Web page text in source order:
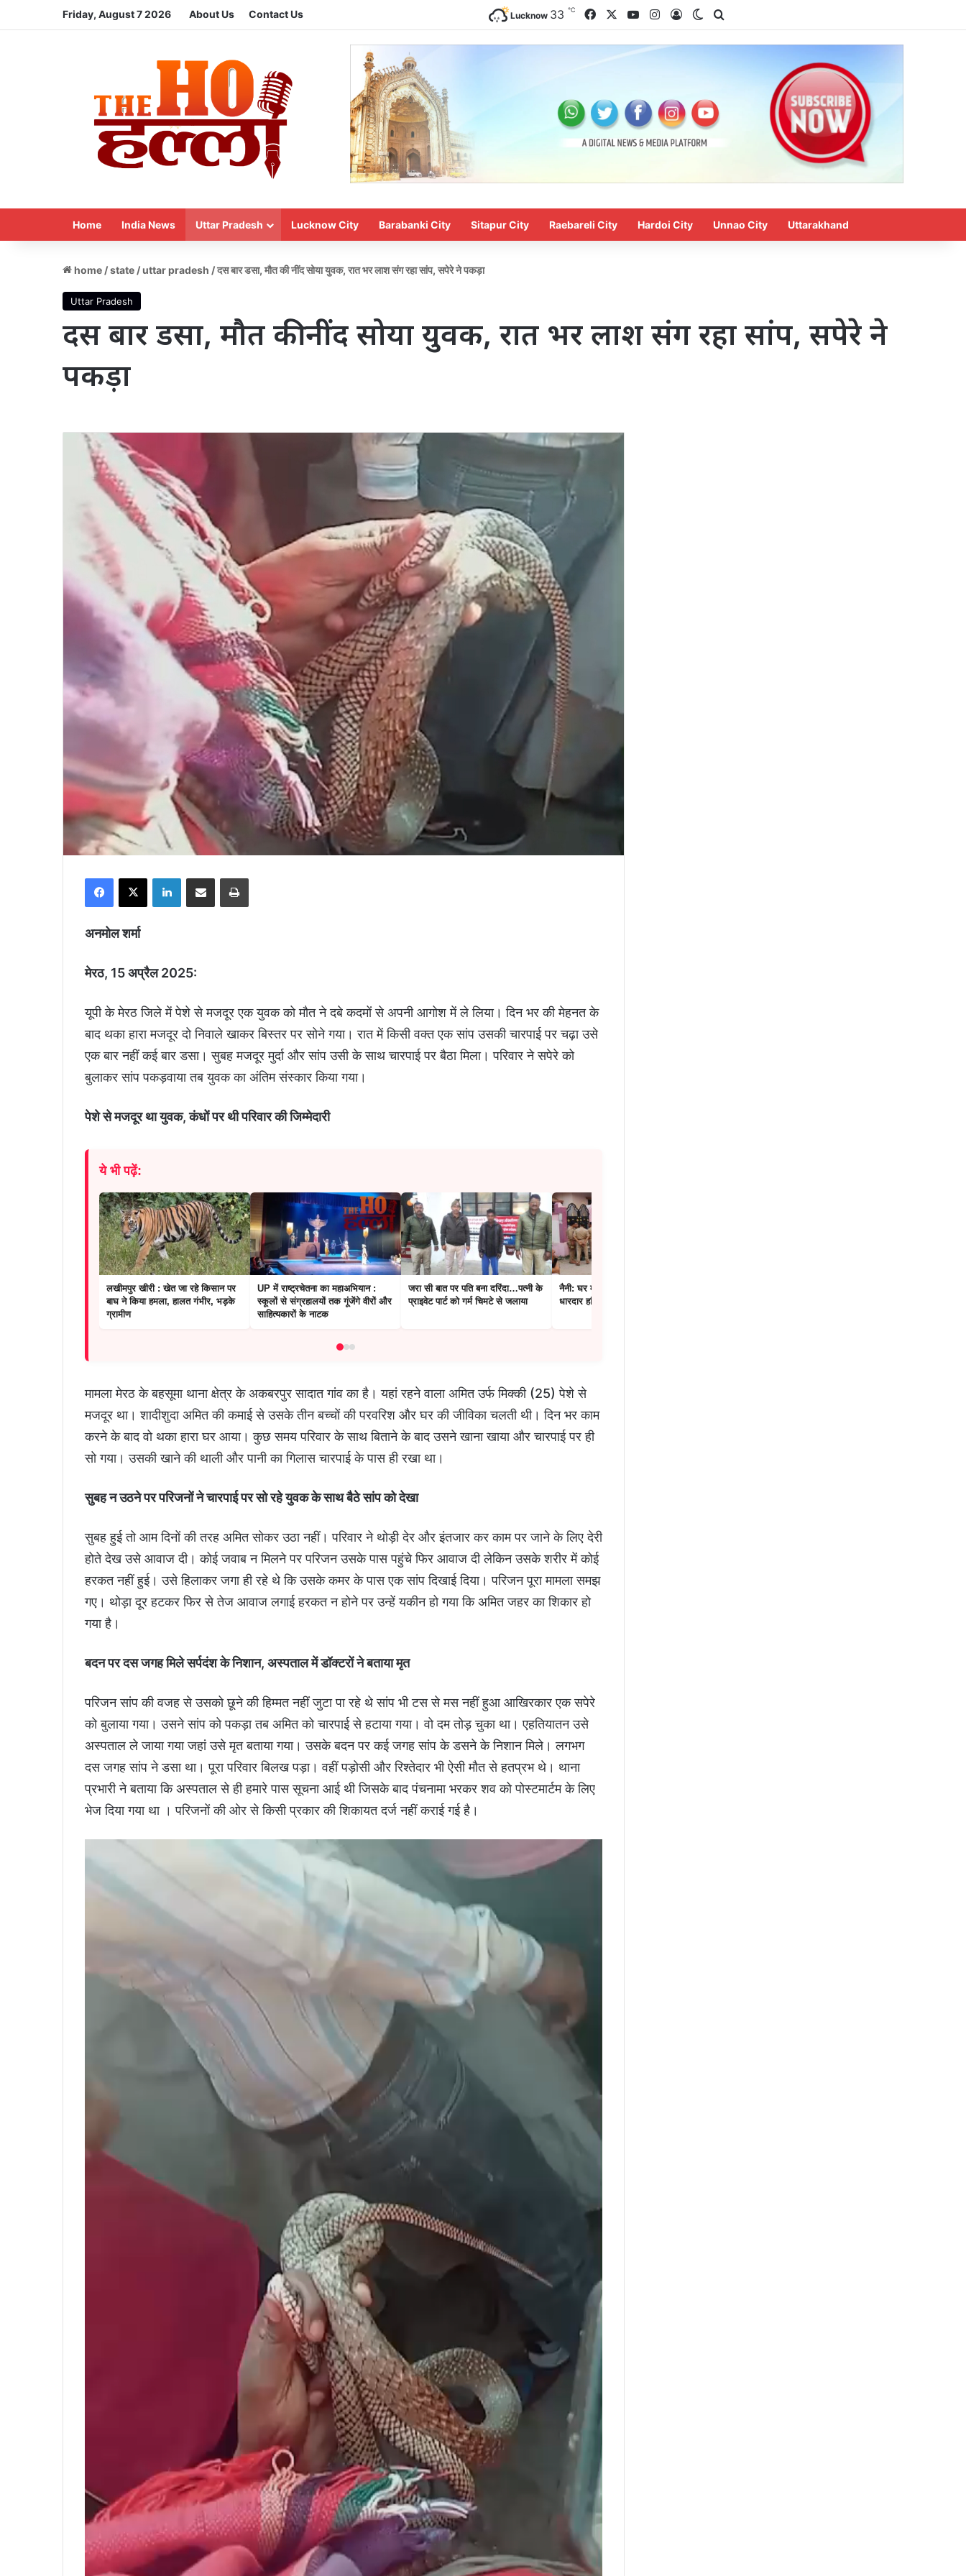
Friday, August 7 2026 About Us Contact Us Lucknow 33 ℃ FacebookYouTubeInstagram
Log InSwitch skin
Home India News Uttar Pradesh Lucknow City Barabanki City Sitapur City Raebareli City Hardoi City Unnao City Uttarakhand
home /state /uttar pradesh /दस बार डसा, मौत की नींद सोया युवक, रात भर लाश संग रहा सांप, सपेरे ने पकड़ा
Uttar Pradesh
दस बार डसा, मौत की नींद सोया युवक, रात भर लाश संग रहा सांप, सपेरे ने
पकड़ा
Facebook
X LinkedInShare via Email Print
अनमोल शर्मा
मेरठ, 15 अप्रैल 2025:
यूपी के मेरठ जिले में पेशे से मजदूर एक युवक को मौत ने दबे कदमों से अपनी आगोश में ले लिया। दिन भर की मेहनत के
बाद थका हारा मजदूर दो निवाले खाकर बिस्तर पर सोने गया। रात में किसी वक्त एक सांप उसकी चारपाई पर चढ़ा उसे
एक बार नहीं कई बार डसा। सुबह मजदूर मुर्दा और सांप उसी के साथ चारपाई पर बैठा मिला। परिवार ने सपेरे को
बुलाकर सांप पकड़वाया तब युवक का अंतिम संस्कार किया गया।
पेशे से मजदूर था युवक, कंधों पर थी परिवार की जिम्मेदारी
ये भी पढ़ें:
लखीमपुर खीरी : खेत जा रहे किसान पर
बाघ ने किया हमला, हालत गंभीर, भड़के
ग्रामीण
UP में राष्ट्रचेतना का महाअभियान :
स्कूलों से संग्रहालयों तक गूंजेंगे वीरों और
साहित्यकारों के नाटक
जरा सी बात पर पति बना दरिंदा…पत्नी के
प्राइवेट पार्ट को गर्म चिमटे से जलाया
नैनी: घर में अकेले रहते थे बुजुर्ग दम्पति,
धारदार हथियार से की गई हत्या
मामला मेरठ के बहसूमा थाना क्षेत्र के अकबरपुर सादात गांव का है। यहां रहने वाला अमित उर्फ मिक्की (25) पेशे से
मजदूर था। शादीशुदा अमित की कमाई से उसके तीन बच्चों की परवरिश और घर की जीविका चलती थी। दिन भर काम
करने के बाद वो थका हारा घर आया। कुछ समय परिवार के साथ बिताने के बाद उसने खाना खाया और चारपाई पर ही
सो गया। उसकी खाने की थाली और पानी का गिलास चारपाई के पास ही रखा था।
सुबह न उठने पर परिजनों ने चारपाई पर सो रहे युवक के साथ बैठे सांप को देखा
सुबह हुई तो आम दिनों की तरह अमित सोकर उठा नहीं। परिवार ने थोड़ी देर और इंतजार कर काम पर जाने के लिए देरी
होते देख उसे आवाज दी। कोई जवाब न मिलने पर परिजन उसके पास पहुंचे फिर आवाज दी लेकिन उसके शरीर में कोई
हरकत नहीं हुई। उसे हिलाकर जगा ही रहे थे कि उसके कमर के पास एक सांप दिखाई दिया। परिजन पूरा मामला समझ
गए। थोड़ा दूर हटकर फिर से तेज आवाज लगाई हरकत न होने पर उन्हें यकीन हो गया कि अमित जहर का शिकार हो
गया है।
बदन पर दस जगह मिले सर्पदंश के निशान, अस्पताल में डॉक्टरों ने बताया मृत
परिजन सांप की वजह से उसको छूने की हिम्मत नहीं जुटा पा रहे थे सांप भी टस से मस नहीं हुआ आखिरकार एक सपेरे
को बुलाया गया। उसने सांप को पकड़ा तब अमित को चारपाई से हटाया गया। वो दम तोड़ चुका था। एहतियातन उसे
अस्पताल ले जाया गया जहां उसे मृत बताया गया। उसके बदन पर कई जगह सांप के डसने के निशान मिले। लगभग
दस जगह सांप ने डसा था। पूरा परिवार बिलख पड़ा। वहीं पड़ोसी और रिश्तेदार भी ऐसी मौत से हतप्रभ थे। थाना
प्रभारी ने बताया कि अस्पताल से ही हमारे पास सूचना आई थी जिसके बाद पंचनामा भरकर शव को पोस्टमार्टम के लिए
भेज दिया गया था । परिजनों की ओर से किसी प्रकार की शिकायत दर्ज नहीं कराई गई है।